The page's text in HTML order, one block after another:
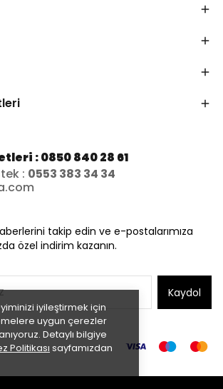
iyileştirmek için
uygun çerezler
Detaylı bilgiye
Politikası sayfamızdan
: 0850 840 28 61
: 0553 383 34 34
takip edin ve e-postalarımıza
özel indirim kazanın.
Kaydol